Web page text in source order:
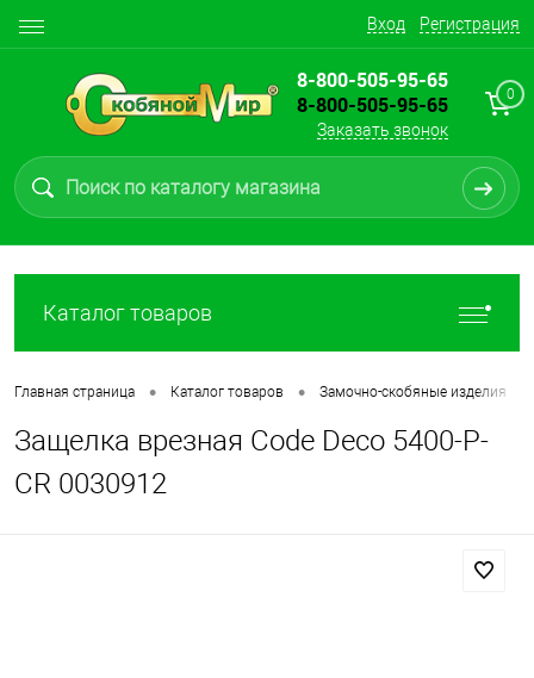
Вход Регистрация
8-800-505-95-65
8-800-505-95-65
Заказать звонок
0
Каталог товаров
Главная страница • Каталог товаров • Замочно-скобяные изделия
Защелка врезная Code Deco 5400-P-
CR 0030912